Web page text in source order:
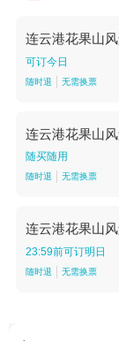
连云港花果山
可订今日
随时退 无需换票
连云港花果山
随买随用
随时退 无需换票
连云港花果山
23:59前可订明日
随时退 无需换票